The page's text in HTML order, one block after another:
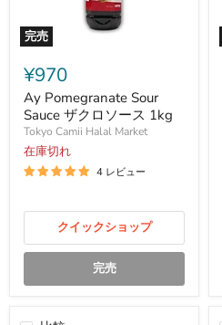
完売
Pomegranate
Sour
Sauce
ザ
ク
ロ
ソ
ー
¥970
Ay Pomegranate Sour
Sauce ザクロソース 1kg
Tokyo Camii Halal Market
在庫切れ
4 レビュー
クイックショップ
完売